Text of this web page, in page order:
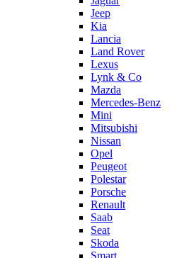
Jeep
Kia
Lancia
Land Rover
Lexus
Lynk & Co
Mazda
Mercedes-Benz
Mini
Mitsubishi
Nissan
Opel
Peugeot
Polestar
Porsche
Renault
Saab
Seat
Skoda
Smart